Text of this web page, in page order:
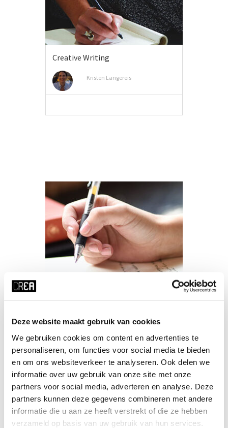
Deze website maakt gebruik van cookies
We gebruiken cookies om content en advertenties te
personaliseren, om functies voor social media te bieden
en om ons websiteverkeer te analyseren. Ook delen we
informatie over uw gebruik van onze site met onze
partners voor social media, adverteren en analyse. Deze
partners kunnen deze gegevens combineren met andere
informatie die u aan ze heeft verstrekt of die ze hebben
verzameld op basis van uw gebruik van hun services.
Creative Writing
Kristen Langereis
Poëzie
Hannah van Binsbergen
MEER INFO